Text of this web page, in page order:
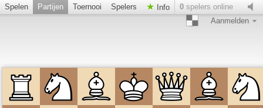
Spelen Partijen Toernooi Spelers Info 0 spelers online
Aanmelden